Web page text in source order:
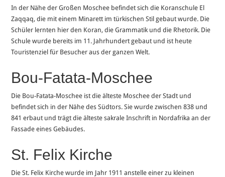
In der Nähe der Großen Moschee befindet sich die Koranschule El
Zaqqaq, die mit einem Minarett im türkischen Stil gebaut wurde. Die
Schüler lernten hier den Koran, die Grammatik und die Rhetorik. Die
Schule wurde bereits im 11. Jahrhundert gebaut und ist heute
Touristenziel für Besucher aus der ganzen Welt.
Bou-Fatata-Moschee
Die Bou-Fatata-Moschee ist die älteste Moschee der Stadt und
befindet sich in der Nähe des Südtors. Sie wurde zwischen 838 und
841 erbaut und trägt die älteste sakrale Inschrift in Nordafrika an der
Fassade eines Gebäudes.
St. Felix Kirche
Die St. Felix Kirche wurde im Jahr 1911 anstelle einer zu kleinen